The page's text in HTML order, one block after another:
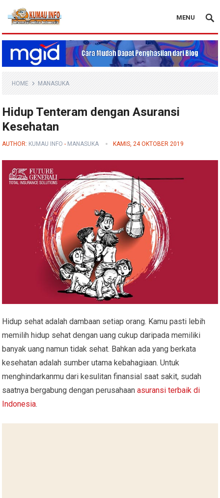
Blog Kumau Info
MENU
HOME MANASUKA
Hidup Tenteram dengan Asuransi
Kesehatan
AUTHOR: KUMAU INFO - MANASUKA KAMIS, 24 OKTOBER 2019
Hidup sehat adalah dambaan setiap orang. Kamu pasti lebih
memilih hidup sehat dengan uang cukup daripada memiliki
banyak uang namun tidak sehat. Bahkan ada yang berkata
kesehatan adalah sumber utama kebahagiaan. Untuk
menghindarkanmu dari kesulitan finansial saat sakit, sudah
saatnya bergabung dengan perusahaanasuransi terbaik di
Indonesia.